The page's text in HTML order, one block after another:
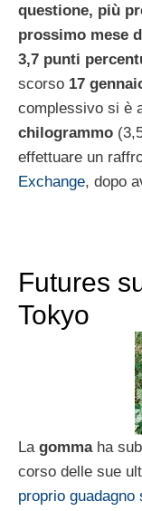
questione, più
prossimo mese
3,7 punti
scorso 17
complessivo si è
chilogrammo
effettuare un
Exchange, dopo
Futures
Tokyo
La gommaha
corso delle sue
proprio guadagno